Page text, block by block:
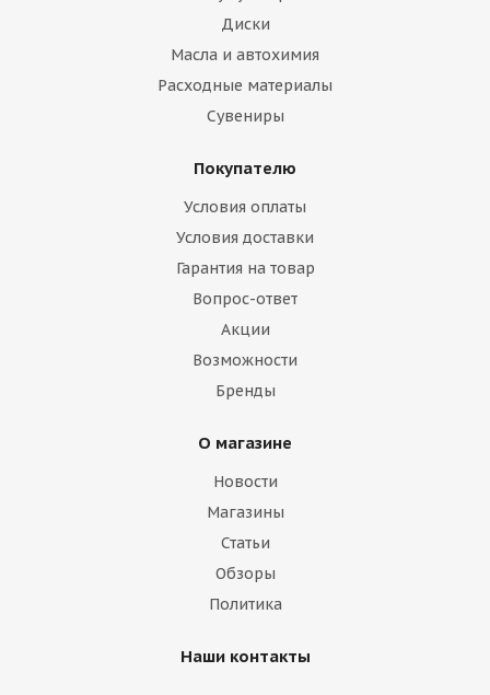
Диски
Масла и автохимия
Расходные материалы
Сувениры
Покупателю
Условия оплаты
Условия доставки
Гарантия на товар
Вопрос-ответ
Акции
Возможности
Бренды
О магазине
Новости
Магазины
Статьи
Обзоры
Политика
Наши контакты